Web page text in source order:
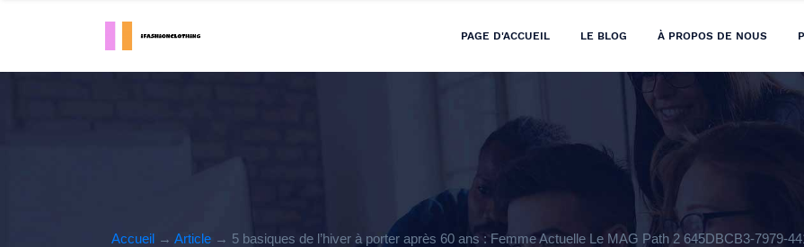
PAGE D'ACCUEIL LE BLOG À PROPOS DE NOUS
Accueil→ Article→ 5 basiques de l’hiver à porter après 60 ans : Femme Actuelle Le MAG Path 2 645DBCB3-7979-